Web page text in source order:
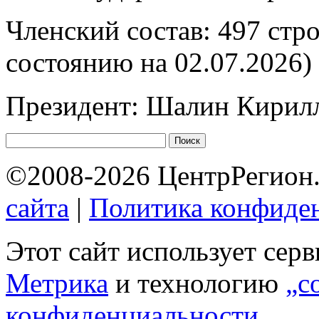
Членский состав: 497
состоянию на 02.07.2026)
Президент: Шалин
©2008-2026
сайта | Политика
Этот сайт использует
Метрика и технологию